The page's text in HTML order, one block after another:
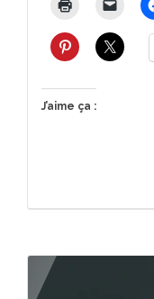
J’aime ça :